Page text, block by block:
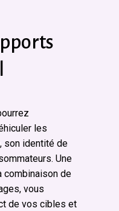
les
son identité de
Une
combinaison de
vous
de vos cibles et